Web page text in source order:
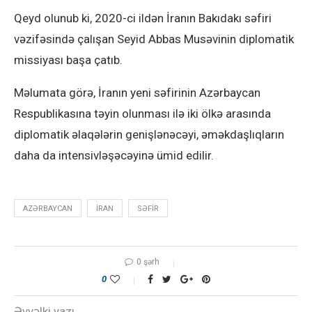
Qeyd olunub ki, 2020-ci ildən İranın Bakıdakı səfiri
vəzifəsində çalışan Seyid Abbas Musəvinin diplomatik
missiyası başa çatıb.
Məlumata görə, İranın yeni səfirinin Azərbaycan
Respublikasına təyin olunması ilə iki ölkə arasında
diplomatik əlaqələrin genişlənəcəyi, əməkdaşlıqların
daha da intensivləşəcəyinə ümid edilir.
AZƏRBAYCAN IRAN SƏFIR
0 şərh
0